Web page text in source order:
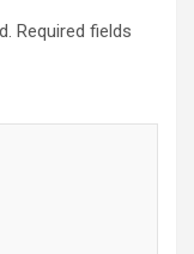
Required fields